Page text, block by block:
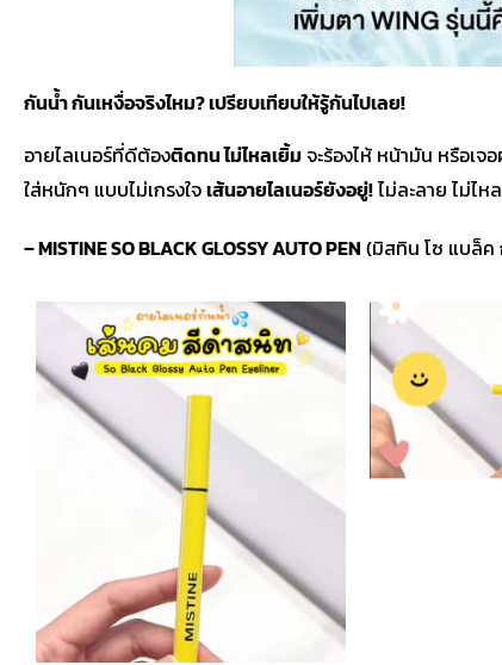
กันน้ำ กันเหงื่อจริงไหม? เปรียบเทียบให้รู้กันไปเลย!
อายไลเนอร์ที่ดีต้องติดทน ไม่ไหลเยิ้มจะร้องไห้ หน้ามัน หรือเจ
ใส่หนักๆ แบบไม่เกรงใจเส้นอายไลเนอร์ยังอยู่!ไม่ละลาย ไม่ไ
– MISTINE SO BLACK GLOSSY AUTO PEN (มิสทิน โซ แบล็ค